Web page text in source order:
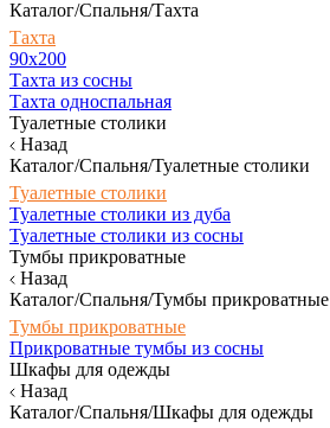
Каталог/Спальня/Тахта
Тахта
90х200
Тахта из сосны
Тахта односпальная
Туалетные столики
Назад
Каталог/Спальня/Туалетные столики
Туалетные столики
Туалетные столики из дуба
Туалетные столики из сосны
Тумбы прикроватные
Назад
Каталог/Спальня/Тумбы прикроватные
Тумбы прикроватные
Прикроватные тумбы из сосны
Шкафы для одежды
Назад
Каталог/Спальня/Шкафы для одежды